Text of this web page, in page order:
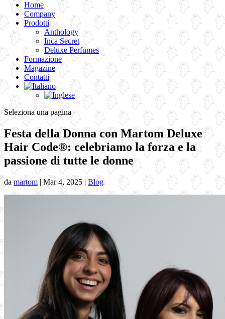
Home
Company
Prodotti
Anthology
Inca Secret
Deluxe Perfumes
Formazione
Magazine
Contatti
Seleziona una pagina
Festa della Donna con Martom Deluxe
Hair Code®: celebriamo la forza e la
passione di tutte le donne
da martom | Mar 4, 2025 | Blog